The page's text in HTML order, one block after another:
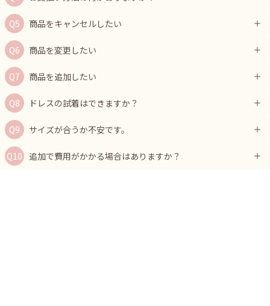
商品をキャンセルしたい
商品を変更したい
商品を追加したい
ドレスの試着はできますか？
サイズが合うか不安です。
追加で費用がかかる場合はありますか？